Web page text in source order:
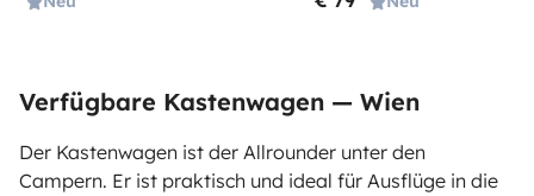
Verfügbare Kastenwagen — Wien
Der Kastenwagen ist der Allrounder unter den
Campern. Er ist praktisch und ideal für Ausflüge in die